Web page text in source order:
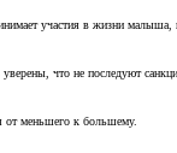
участия в жизни
что не последуют
от меньшего к большему.